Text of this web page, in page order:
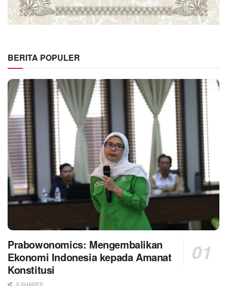
BERITA POPULER
Prabowonomics: Mengembalikan
Ekonomi Indonesia kepada Amanat
Konstitusi
0 SHARES